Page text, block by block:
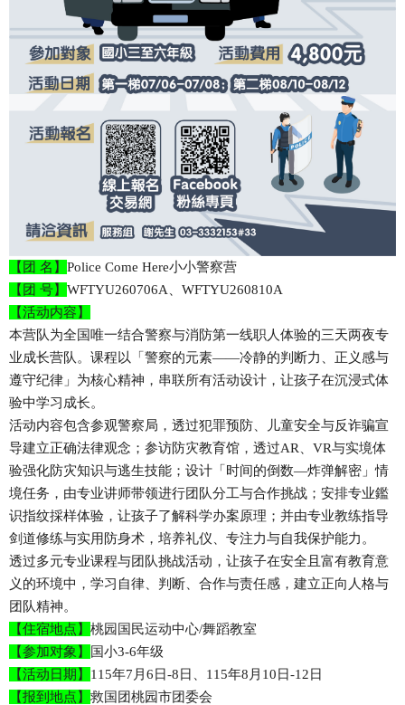
【团 名】 Police Come Here小小警察营
【团 号】 WFTYU260706A、WFTYU260810A
【活动内容】
本营队为全国唯一结合警察与消防第一线职人体验的三天两夜专
业成长营队。课程以「警察的元素——冷静的判断力、正义感与
遵守纪律」为核心精神，串联所有活动设计，让孩子在沉浸式体
验中学习成长。
活动内容包含参观警察局，透过犯罪预防、儿童安全与反诈骗宣
导建立正确法律观念；参访防灾教育馆，透过AR、VR与实境体
验强化防灾知识与逃生技能；设计「时间的倒数—炸弹解密」情
境任务，由专业讲师带领进行团队分工与合作挑战；安排专业鑑
识指纹採样体验，让孩子了解科学办案原理；并由专业教练指导
剑道修练与实用防身术，培养礼仪、专注力与自我保护能力。
透过多元专业课程与团队挑战活动，让孩子在安全且富有教育意
义的环境中，学习自律、判断、合作与责任感，建立正向人格与
团队精神。
【住宿地点】 桃园国民运动中心/舞蹈教室
【参加对象】
国小3-6年级
【活动日期】 115年7月6日-8日、115年8月10日-12日
【报到地点】 救国团桃园市团委会